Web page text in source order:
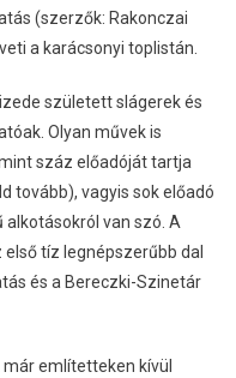
(szerzők: Rakonczai
a karácsonyi toplistán.
született slágerek és
Olyan művek is
száz előadóját tartja
tovább), vagyis sok előadó
van szó. A
tíz legnépszerűbb dal
és a Bereczki-Szinetár
említetteken kívül